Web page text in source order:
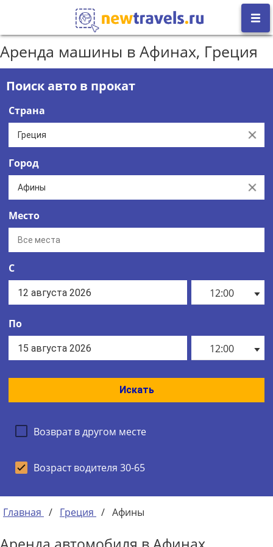
Аренда машины в Афинах, Греция
Поиск авто в прокат
Страна
Clear
Город
Clear
Место
С
12:00
По
12:00
Искать
Возврат в другом месте
Возраст водителя 30-65
Главная / Греция / Афины